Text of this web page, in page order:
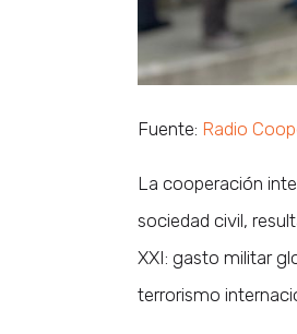
Fuente: Radio
La cooperación
sociedad civil,
XXI: gasto militar
terrorismo